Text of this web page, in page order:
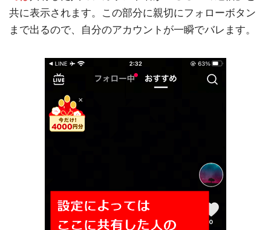
共に表示されます。この部分に親切にフォローボタン
まで出るので、自分のアカウントが一瞬でバレます。